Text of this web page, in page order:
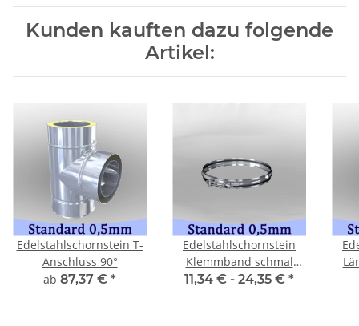
Kunden kauften dazu folgende
Artikel:
Edelstahlschornstein T-
Anschluss 90°
ab 87,37 € *
Edelstahlschornstein
Klemmband schmal
schnellspann
11,34 € - 24,35 € *